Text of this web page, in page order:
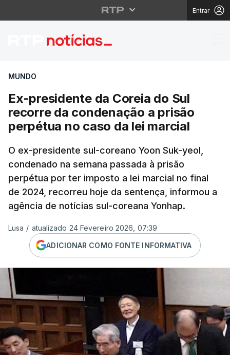
Entrar
Ex-presidente da
MUNDO
Ex-presidente da Coreia do Sul
recorre da condenação a prisão
perpétua no caso da lei marcial
O ex-presidente sul-coreano Yoon Suk-yeol,
condenado na semana passada à prisão
perpétua por ter imposto a lei marcial no final
de 2024, recorreu hoje da sentença, informou a
agência de notícias sul-coreana Yonhap.
Lusa / atualizado 24 Fevereiro 2026, 07:39
ADICIONAR COMO FONTE INFORMATIVA